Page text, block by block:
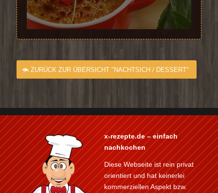
ZURÜCK ZUR ÜBERSICHT "NACHTSICH / DESSERT"
x-rezepte.de – einfach
nachkochen
Diese Webseite ist rein privat
orientiert und hat keinerlei
kommerziellen Aspekt bzw.